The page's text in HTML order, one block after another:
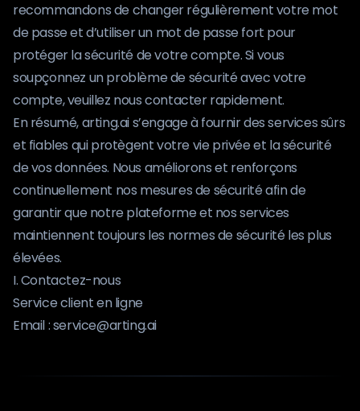
recommandons de changer régulièrement votre mot
de passe et d’utiliser un mot de passe fort pour
protéger la sécurité de votre compte. Si vous
soupçonnez un problème de sécurité avec votre
compte, veuillez nous contacter rapidement.
En résumé, arting.ai s’engage à fournir des services sûrs
et fiables qui protègent votre vie privée et la sécurité
de vos données. Nous améliorons et renforçons
continuellement nos mesures de sécurité afin de
garantir que notre plateforme et nos services
maintiennent toujours les normes de sécurité les plus
élevées.
I. Contactez-nous
Service client en ligne
Email :service@arting.ai